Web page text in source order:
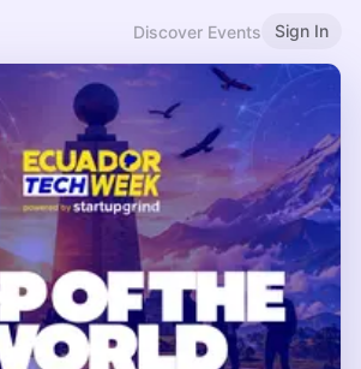
Discover Events Sign In